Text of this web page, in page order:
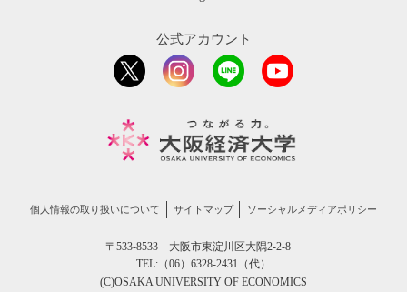
公式アカウント
個人情報の取り扱いについて サイトマップ ソーシャルメディアポリシー
〒533-8533 大阪市東淀川区大隅2-2-8
TEL:（06）6328-2431（代）
(C)OSAKA UNIVERSITY OF ECONOMICS